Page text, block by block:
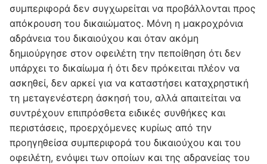
συμπεριφορά δεν συγχωρείται να προβάλλονται προς
απόκρουση του δικαιώματος. Μόνη η μακροχρόνια
αδράνεια του δικαιούχου και όταν ακόμη
δημιούργησε στον οφειλέτη την πεποίθηση ότι δεν
υπάρχει το δικαίωμα ή ότι δεν πρόκειται πλέον να
ασκηθεί, δεν αρκεί για να καταστήσει καταχρηστική
τη μεταγενέστερη άσκησή του, αλλά απαιτείται να
συντρέχουν επιπρόσθετα ειδικές συνθήκες και
περιστάσεις, προερχόμενες κυρίως από την
προηγηθείσα συμπεριφορά του δικαιούχου και του
οφειλέτη, ενόψει των οποίων και της αδρανείας του